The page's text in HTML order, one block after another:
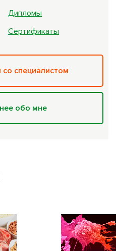
Дипломы
Сертификаты
со специалистом
обо мне